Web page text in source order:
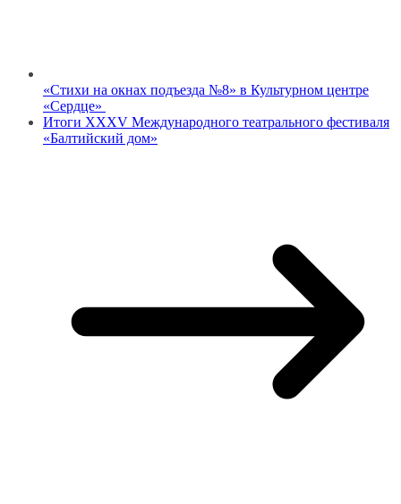
«Стихи на окнах подъезда №8» в Культурном центре
«Сердце»
Итоги XXXV Международного театрального фестиваля
«Балтийский дом»